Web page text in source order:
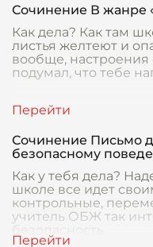
Сочинение В жанре
Как дела? Как там
листья желтеют и
вообще, настроения
подумал, что тебе
Сочинение Письмо
безопасному
Как у тебя дела?
школе все идет
контрольные,
учитель ОБЖ так
безопасность,